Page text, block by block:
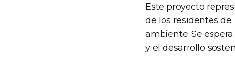
Este proyecto
de los residentes
ambiente. Se
y el desarrollo